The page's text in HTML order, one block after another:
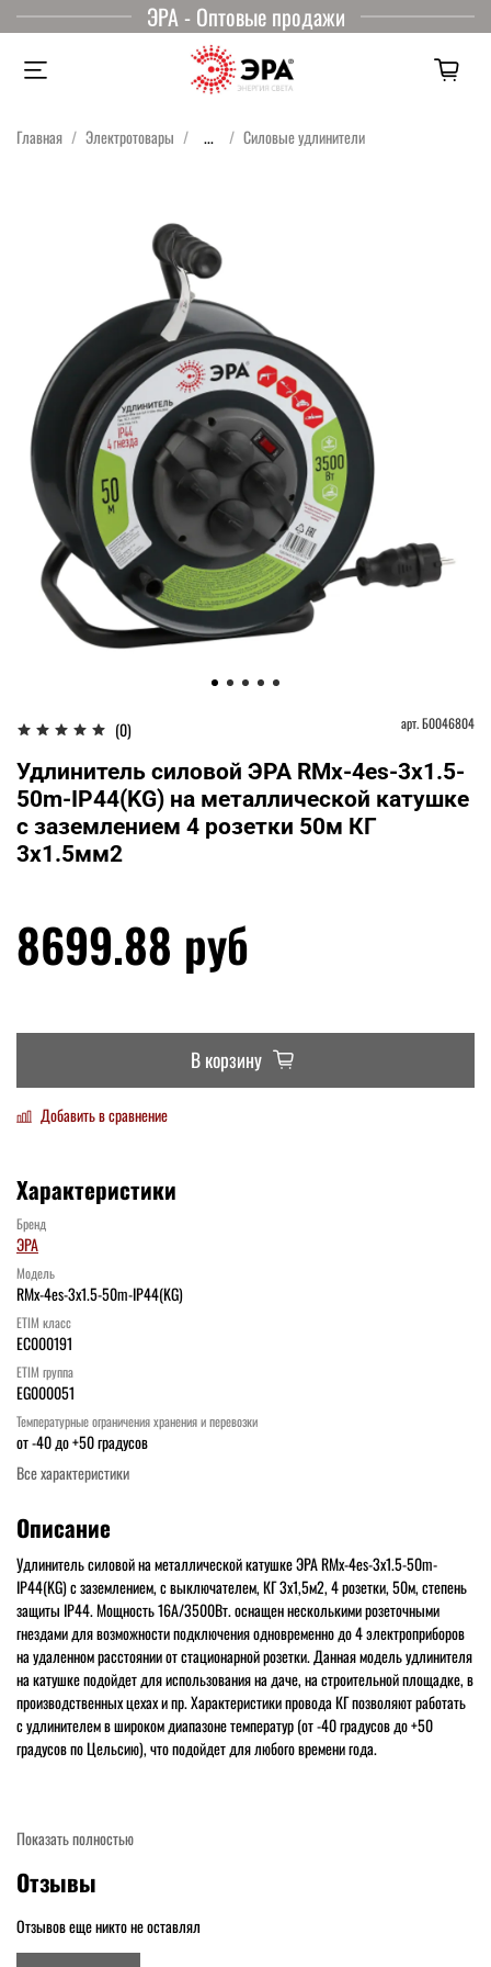
ЭРА - Оптовые продажи
Главная Электротовары ... Силовые удлинители
(0) арт.Б0046804
Удлинитель силовой ЭРА RMx-4es-3x1.5-
50m-IP44(KG) на металлической катушке
c заземлением 4 розетки 50м КГ
3х1.5мм2
8699.88 руб
В корзину
Добавить в сравнение
Характеристики
Бренд
ЭРА
Модель
RMx-4es-3x1.5-50m-IP44(KG)
ETIM класс
EC000191
ETIM группа
EG000051
Температурные ограничения хранения и перевозки
от -40 до +50 градусов
Все характеристики
Описание
Удлинитель силовой на металлической катушке ЭРА RMx-4es-3x1.5-50m-
IP44(KG) с заземлением, с выключателем, КГ 3x1,5м2, 4 розетки, 50м, степень
защиты IP44. Мощность 16А/3500Вт. оснащен несколькими розеточными
гнездами для возможности подключения одновременно до 4 электроприборов
на удаленном расстоянии от стационарной розетки. Данная модель удлинителя
на катушке подойдет для использования на даче, на строительной площадке, в
производственных цехах и пр. Характеристики провода КГ позволяют работать
с удлинителем в широком диапазоне температур (от -40 градусов до +50
градусов по Цельсию), что подойдет для любого времени года.
Показать полностью
Отзывы
Отзывов еще никто не оставлял